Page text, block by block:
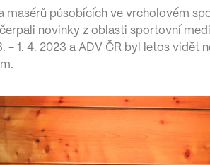
masérů působících ve vrcholovém
novinky z oblasti sportovní
1. 4. 2023 a ADV ČR byl letos vidět